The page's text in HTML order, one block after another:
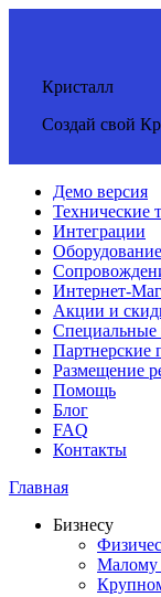
Кристалл
Создай свой
Демо версия
Технические
Интеграции
Интернет-
Акции и
Специальные
Партнерские
Размещение
Помощь
Блог
FAQ
Контакты
Главная
Бизнесу
Малому